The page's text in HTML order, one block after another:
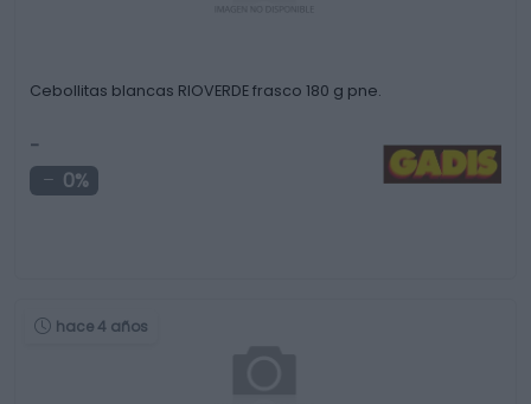
Cebollitas blancas RIOVERDE frasco 180 g pne.
-
0%
hace 4 años